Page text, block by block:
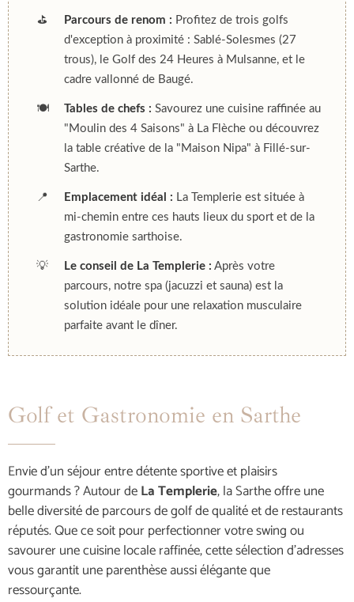
⛳ Parcours de renom : Profitez de trois golfs
d'exception à proximité : Sablé-Solesmes (27
trous), le Golf des 24 Heures à Mulsanne, et le
cadre vallonné de Baugé.
🍽️ Tables de chefs : Savourez une cuisine raffinée au
"Moulin des 4 Saisons" à La Flèche ou découvrez
la table créative de la "Maison Nipa" à Fillé-sur-
Sarthe.
📍 Emplacement idéal : La Templerie est située à
mi-chemin entre ces hauts lieux du sport et de la
gastronomie sarthoise.
💡 Le conseil de La Templerie : Après votre
parcours, notre spa (jacuzzi et sauna) est la
solution idéale pour une relaxation musculaire
parfaite avant le dîner.
Golf et Gastronomie en Sarthe
Envie d’un séjour entre détente sportive et plaisirs
gourmands ? Autour deLa Templerie, la Sarthe offre une
belle diversité de parcours de golf de qualité et de restaurants
réputés. Que ce soit pour perfectionner votre swing ou
savourer une cuisine locale raffinée, cette sélection d’adresses
vous garantit une parenthèse aussi élégante que
ressourçante.